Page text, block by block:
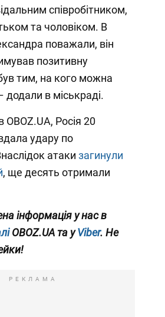
співробітником,
та чоловіком. В
поважали, він
позитивну
тим, на кого можна
додали в міськраді.
OBOZ.UA, Росія 20
удару по
атаки загинули
, ще десять отримали
інформація у нас в
OBOZ.UA та уViber. Не
РЕКЛАМА